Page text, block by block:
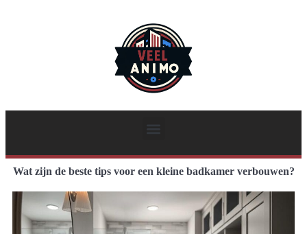
Wat zijn de beste tips voor een kleine badkamer verbouwen?